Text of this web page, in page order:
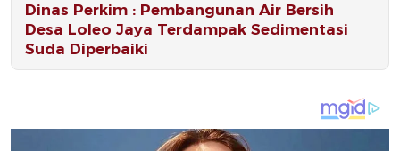
Dinas Perkim : Pembangunan Air Bersih
Desa Loleo Jaya Terdampak Sedimentasi
Suda Diperbaiki